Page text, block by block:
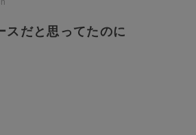
スだと思ってたのに